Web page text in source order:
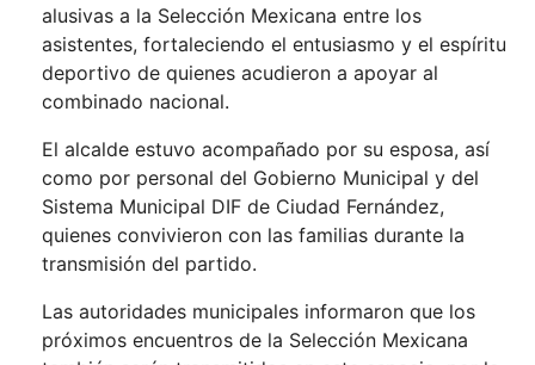
alusivas a la Selección Mexicana entre los
asistentes, fortaleciendo el entusiasmo y el espíritu
deportivo de quienes acudieron a apoyar al
combinado nacional.
El alcalde estuvo acompañado por su esposa, así
como por personal del Gobierno Municipal y del
Sistema Municipal DIF de Ciudad Fernández,
quienes convivieron con las familias durante la
transmisión del partido.
Las autoridades municipales informaron que los
próximos encuentros de la Selección Mexicana